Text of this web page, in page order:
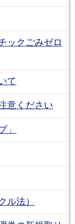
ックごみゼロ
て
意ください
」
ル法）